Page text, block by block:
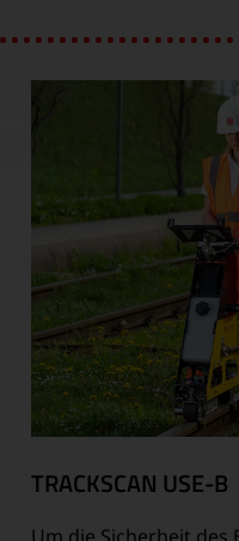
TRACKSCAN USE-B